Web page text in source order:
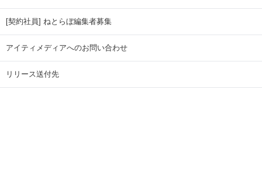
[契約社員] ねとらぼ編集者募集
アイティメディアへのお問い合わせ
リリース送付先